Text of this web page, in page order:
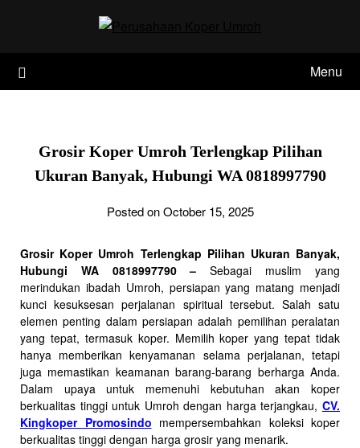
Menu
Grosir Koper Umroh Terlengkap Pilihan
Ukuran Banyak, Hubungi WA 0818997790
Posted on October 15, 2025
Grosir Koper Umroh Terlengkap Pilihan Ukuran Banyak,
Hubungi WA 0818997790 –Sebagai muslim yang
merindukan ibadah Umroh, persiapan yang matang menjadi
kunci kesuksesan perjalanan spiritual tersebut. Salah satu
elemen penting dalam persiapan adalah pemilihan peralatan
yang tepat, termasuk koper. Memilih koper yang tepat tidak
hanya memberikan kenyamanan selama perjalanan, tetapi
juga memastikan keamanan barang-barang berharga Anda.
Dalam upaya untuk memenuhi kebutuhan akan koper
berkualitas tinggi untuk Umroh dengan harga terjangkau, CV.
Kingkoper Promosindo mempersembahkan koleksi koper
berkualitas tinggi dengan harga grosir yang menarik.